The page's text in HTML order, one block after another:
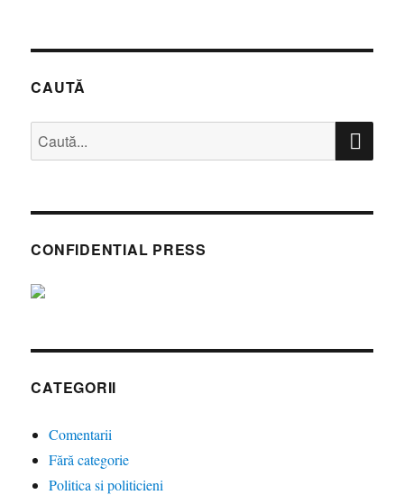
CAUTĂ
Caută
după:
CONFIDENTIAL PRESS
CATEGORII
Comentarii
Fără categorie
Politica si politicieni